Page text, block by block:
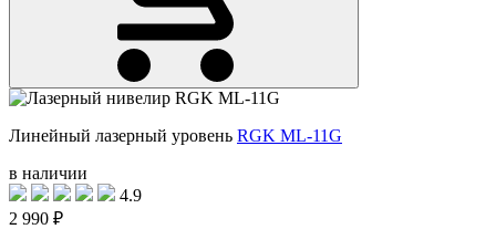
Линейный лазерный уровень RGK ML-11G
в наличии
4.9
2 990 ₽